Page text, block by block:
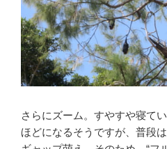
さらにズーム。すやすや寝て
ほどになるそうですが、普段